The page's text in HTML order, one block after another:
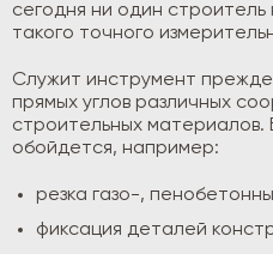
сегодня ни один
такого точного
Служит инструмент прежде
прямых углов различных
строительных материалов.
обойдется, например:
резка газо-,
фиксация деталей